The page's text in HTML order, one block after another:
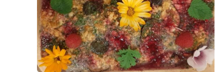
e
v
u
e
s